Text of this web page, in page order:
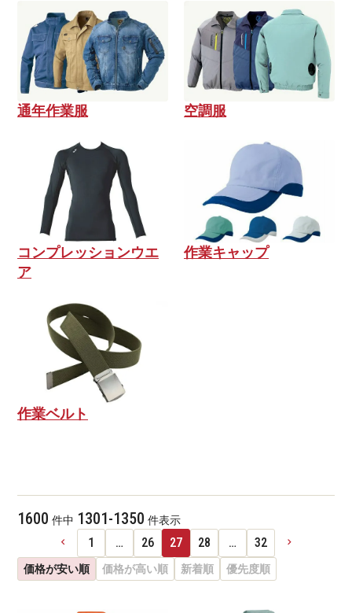
通年作業服 空調服
コンプレッションウエ
ア
作業キャップ
作業ベルト
価格が安い順 価格が高い順 新着順 優先度順
1600 件中 1301-1350 件表示
1 … 26 27 28 … 32